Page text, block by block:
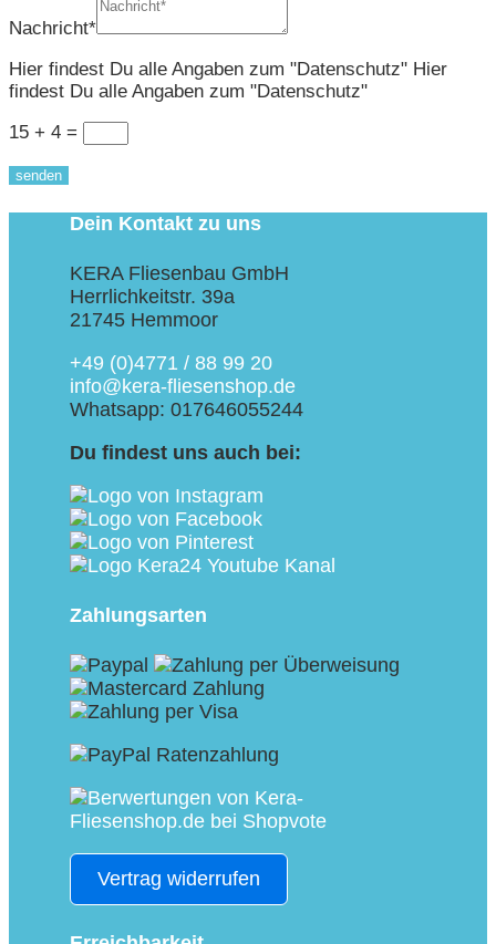
Nachricht*
Hier findest Du alle Angaben zum "Datenschutz" Hier
findest Du alle Angaben zum "Datenschutz"
15 + 4 =
senden
Dein Kontakt zu uns
KERA Fliesenbau GmbH
Herrlichkeitstr. 39a
21745 Hemmoor
+49 (0)4771 / 88 99 20
info@kera-fliesenshop.de
Whatsapp: 017646055244
Du findest uns auch bei:
Zahlungsarten
Vertrag widerrufen